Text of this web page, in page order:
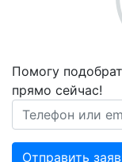
Помогу
прямо сейчас!
Ваш телефон *
Отправить